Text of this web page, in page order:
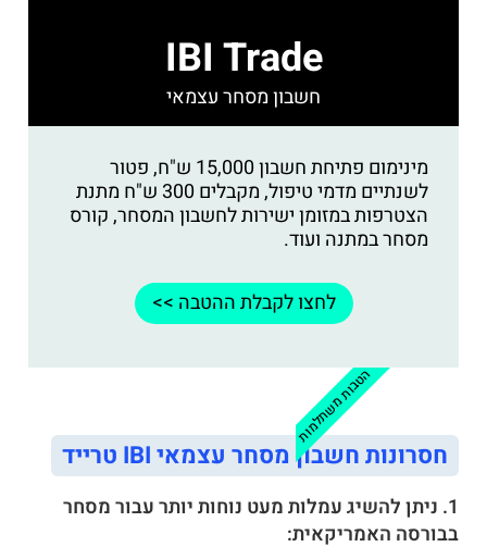
IBI Trade
חשבון מסחר עצמאי
מינימום פתיחת חשבון 15,000 ש"ח, פטור
לשנתיים מדמי טיפול, מקבלים 300 ש"ח מתנת
הצטרפות במזומן ישירות לחשבון המסחר, קורס
מסחר במתנה ועוד.
לחצו לקבלת ההטבה >>
הטבות משתלמות
חסרונות חשבון מסחר עצמאי IBI טרייד
1. ניתן להשיג עמלות מעט נוחות יותר עבור מסחר
בבורסה האמריקאית: